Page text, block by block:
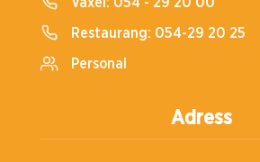
Växel: 054 - 29 20 00
Restaurang: 054-29 20 25
Personal
Adress